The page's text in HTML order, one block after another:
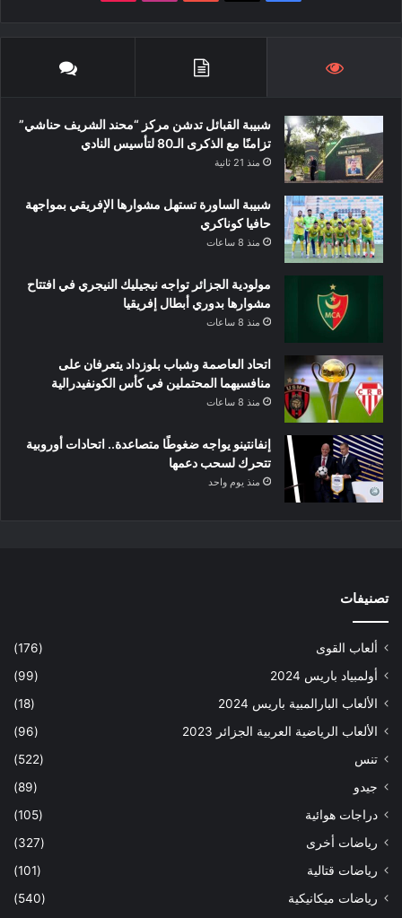
شبيبة القبائل تدشن مركز “محند الشريف حناشي”
تزامنًا مع الذكرى الـ80 لتأسيس النادي
منذ 21 ثانية
شبيبة الساورة تستهل مشوارها الإفريقي بمواجهة
حافيا كوناكري
منذ 8 ساعات
مولودية الجزائر تواجه نيجيليك النيجري في افتتاح
مشوارها بدوري أبطال إفريقيا
منذ 8 ساعات
اتحاد العاصمة وشباب بلوزداد يتعرفان على
منافسيهما المحتملين في كأس الكونفيدرالية
منذ 8 ساعات
إنفانتينو يواجه ضغوطًا متصاعدة.. اتحادات أوروبية
تتحرك لسحب دعمها
منذ يوم واحد
تصنيفات
ألعاب القوى
(176)
أولمبياد باريس 2024
(99)
الألعاب البارالمبية باريس 2024
(18)
الألعاب الرياضية العربية الجزائر 2023
(96)
تنس
(522)
جيدو
(89)
دراجات هوائية
(105)
رياضات أخرى
(327)
رياضات قتالية
(101)
رياضات ميكانيكية
(540)